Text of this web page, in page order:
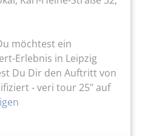
möchtest ein
Erlebnis in Leipzig
Du Dir den Auftritt von
- veri tour 25" auf